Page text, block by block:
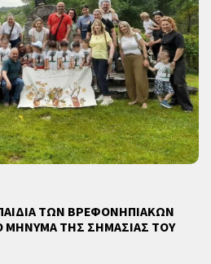
ΤΩΝ ΒΡΕΦΟΝΗΠΙΑΚΩΝ
ΤΗΣ ΣΗΜΑΣΙΑΣ ΤΟΥ